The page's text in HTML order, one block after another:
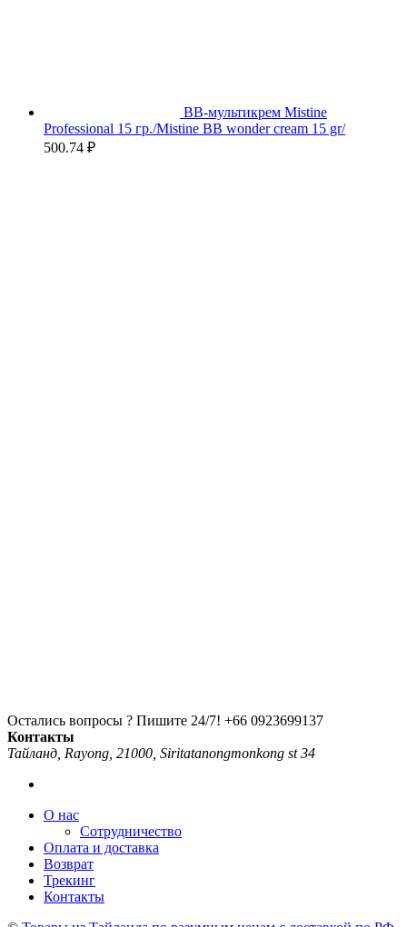
BB-мультикрем Mistine
Professional 15 гр./Mistine BB wonder cream 15 gr/
500.74 ₽
Остались вопросы ? Пишите 24/7! +66 0923699137
Контакты
Тайланд, Rayong, 21000, Siritatanongmonkong st 34
О нас
Сотрудничество
Оплата и доставка
Возврат
Трекинг
Контакты